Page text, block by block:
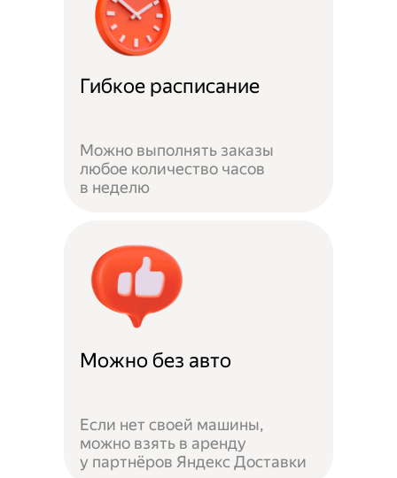
Гибкое расписание
Можно выполнять заказы
любое количество часов
в неделю
Можно без авто
Если нет своей машины,
можно взять в аренду
у партнёров Яндекс Доставки